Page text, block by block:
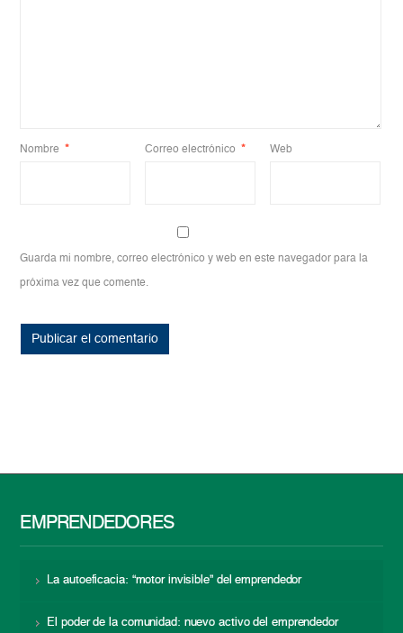
Nombre * Correo electrónico * Web
Guarda mi nombre, correo electrónico y web en este navegador para la
próxima vez que comente.
EMPRENDEDORES
La autoeficacia: “motor invisible” del emprendedor
El poder de la comunidad: nuevo activo del emprendedor